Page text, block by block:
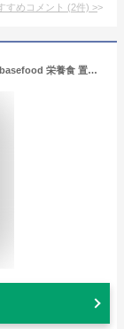
すめコメント (2件) >
BASE BREAD シナモン 16袋入り 完全栄養食 | basefood 栄養食 置き換え ダイエット 食品 満腹感 糖質制限 糖質オフ 低糖質 パン 食物繊維 タンパク質 糖質 おやつ お菓子 送料無料 間食 ベースブレッド ベースフード シナモンロール